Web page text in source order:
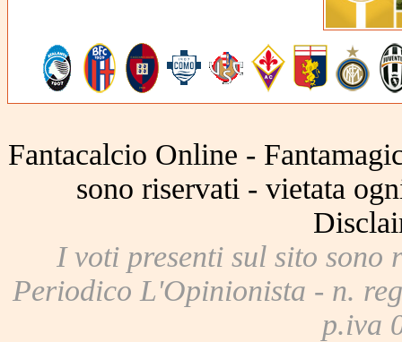
Fantacalcio Online -
sono riservati - vietata
I voti presenti sul sito sono
Periodico L'Opinionista - n.
p.iva